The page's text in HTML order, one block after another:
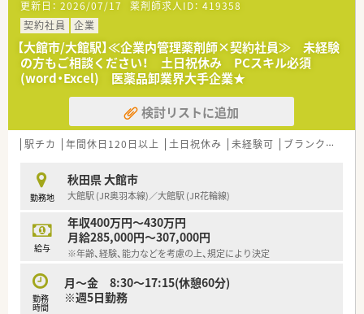
・・＊ こんなお仕事です ＊・・
■管理薬剤師として薬事関連業務、品質管理業務、PMS(製造販売
後調査)、DI業務(医薬品情報管理)をお任せいたします。
■社内試験に通過することで正社員としてもご勤務可能です。
■未経験OK！企業経験は不問ですが、業務上では簡単なPC入力
がありますので、word・Excel等の操作が可能な方お待ちしてお
ります。
更新日： 2026/07/17 薬剤師求人ID： 419358
契約社員
企業
【大館市/大館駅】≪企業内管理薬剤師×契約社員≫ 未経験
の方もご相談ください！ 土日祝休み PCスキル必須
(word・Excel) 医薬品卸業界大手企業★
検討リストに追加
駅チカ 年間休日120日以上 土日祝休み 未経験可 ブランク可
勤務地
秋田県 大館市
大館駅 (JR奥羽本線)／大館駅 (JR花輪線)
給与
年収400万円～430万円
月給285,000円～307,000円
※年齢、経験、能力などを考慮の上、規定により決定
勤務
時間
月～金 8:30～17:15(休憩60分)
※週5日勤務